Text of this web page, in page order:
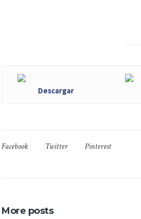
Descargar
Facebook Twitter Pinterest
More posts